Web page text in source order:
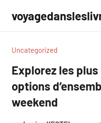
contenu
Uncategorized
Explorez les
options
weekend